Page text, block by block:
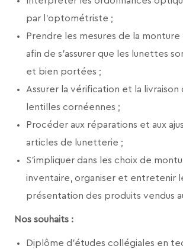
par l’optométriste ;
Prendre les mesures de la monture
afin de s’assurer que les lunettes
et bien portées ;
Assurer la vérification et la
lentilles cornéennes ;
Procéder aux réparations et aux
articles de lunetterie ;
S’impliquer dans les choix de
inventaire, organiser et entretenir
présentation des produits vendus
Nos souhaits :
Diplôme d’études collégiales en